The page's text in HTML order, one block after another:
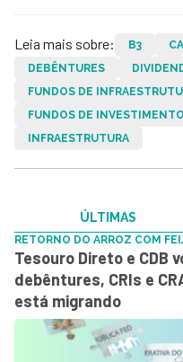
Leia mais sobre: B3
DEBÊNTURES
FUNDOS DE
FUNDOS DE INVESTIMENTO
INFRAESTRUTURA
ÚLTIMAS
RETORNO DO ARROZ COM
Tesouro Direto e CDB
debêntures, CRIs e
está migrando